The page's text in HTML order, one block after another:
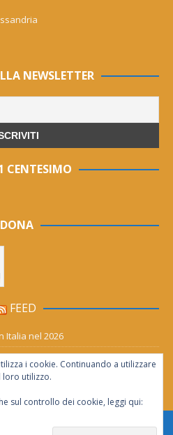
NEWSLETTER
CENTESIMO
DONA
FEED
Italia nel 2026
al cC6O4 dal 2027, ma i comitati
i cookie. Continuando a utilizzare
loro utilizzo.
sul controllo dei cookie, leggi qui: